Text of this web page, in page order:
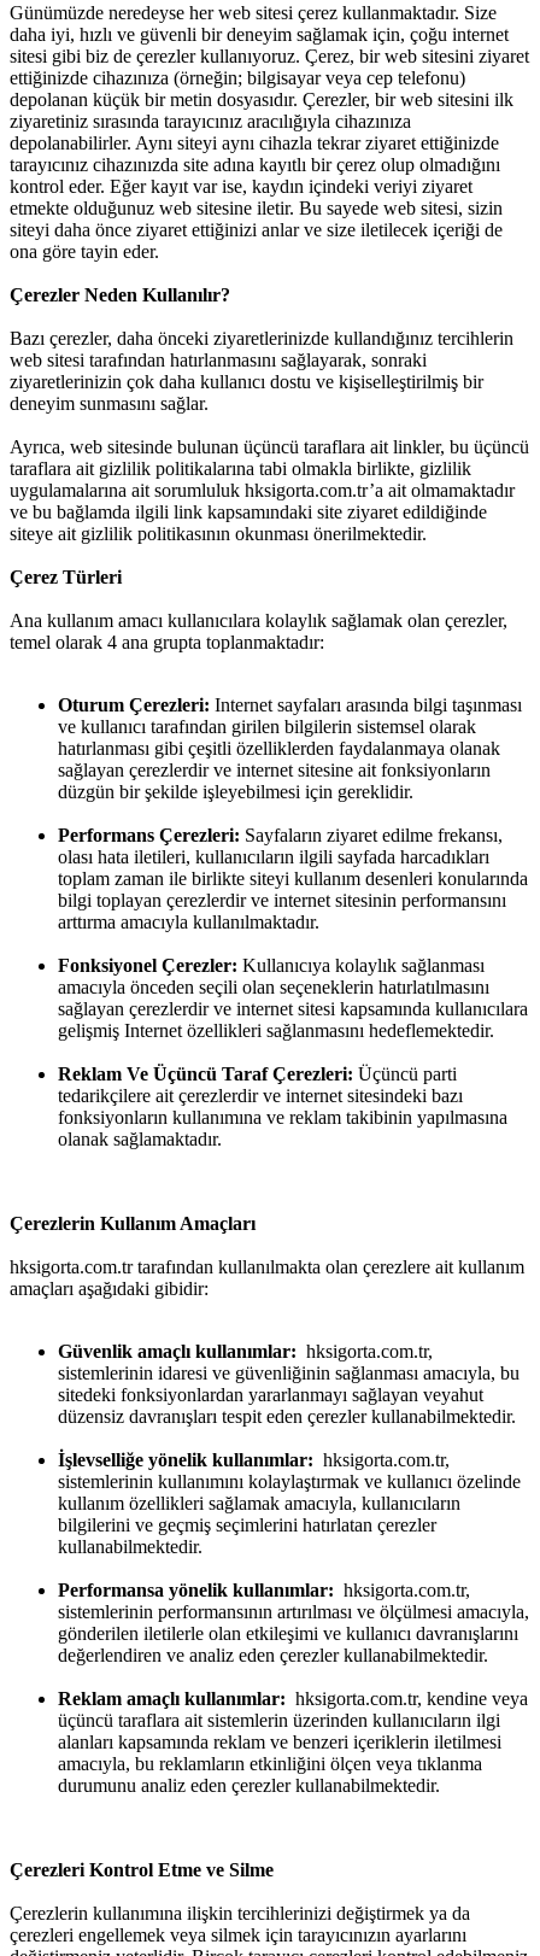
Günümüzde neredeyse her web sitesi çerez kullanmaktadır. Size
daha iyi, hızlı ve güvenli bir deneyim sağlamak için, çoğu internet
sitesi gibi biz de çerezler kullanıyoruz. Çerez, bir web sitesini ziyaret
ettiğinizde cihazınıza (örneğin; bilgisayar veya cep telefonu)
depolanan küçük bir metin dosyasıdır. Çerezler, bir web sitesini ilk
ziyaretiniz sırasında tarayıcınız aracılığıyla cihazınıza
depolanabilirler. Aynı siteyi aynı cihazla tekrar ziyaret ettiğinizde
tarayıcınız cihazınızda site adına kayıtlı bir çerez olup olmadığını
kontrol eder. Eğer kayıt var ise, kaydın içindeki veriyi ziyaret
etmekte olduğunuz web sitesine iletir. Bu sayede web sitesi, sizin
siteyi daha önce ziyaret ettiğinizi anlar ve size iletilecek içeriği de
ona göre tayin eder.
Çerezler Neden Kullanılır?
Bazı çerezler, daha önceki ziyaretlerinizde kullandığınız tercihlerin
web sitesi tarafından hatırlanmasını sağlayarak, sonraki
ziyaretlerinizin çok daha kullanıcı dostu ve kişiselleştirilmiş bir
deneyim sunmasını sağlar.
Ayrıca, web sitesinde bulunan üçüncü taraflara ait linkler, bu üçüncü
taraflara ait gizlilik politikalarına tabi olmakla birlikte, gizlilik
uygulamalarına ait sorumluluk hksigorta.com.tr’a ait olmamaktadır
ve bu bağlamda ilgili link kapsamındaki site ziyaret edildiğinde
siteye ait gizlilik politikasının okunması önerilmektedir.
Çerez Türleri
Ana kullanım amacı kullanıcılara kolaylık sağlamak olan çerezler,
temel olarak 4 ana grupta toplanmaktadır:
Oturum Çerezleri: Internet sayfaları arasında bilgi taşınması
ve kullanıcı tarafından girilen bilgilerin sistemsel olarak
hatırlanması gibi çeşitli özelliklerden faydalanmaya olanak
sağlayan çerezlerdir ve internet sitesine ait fonksiyonların
düzgün bir şekilde işleyebilmesi için gereklidir.
Performans Çerezleri: Sayfaların ziyaret edilme frekansı,
olası hata iletileri, kullanıcıların ilgili sayfada harcadıkları
toplam zaman ile birlikte siteyi kullanım desenleri konularında
bilgi toplayan çerezlerdir ve internet sitesinin performansını
arttırma amacıyla kullanılmaktadır.
Fonksiyonel Çerezler: Kullanıcıya kolaylık sağlanması
amacıyla önceden seçili olan seçeneklerin hatırlatılmasını
sağlayan çerezlerdir ve internet sitesi kapsamında kullanıcılara
gelişmiş Internet özellikleri sağlanmasını hedeflemektedir.
Reklam Ve Üçüncü Taraf Çerezleri: Üçüncü parti
tedarikçilere ait çerezlerdir ve internet sitesindeki bazı
fonksiyonların kullanımına ve reklam takibinin yapılmasına
olanak sağlamaktadır.
Çerezlerin Kullanım Amaçları
hksigorta.com.tr tarafından kullanılmakta olan çerezlere ait kullanım
amaçları aşağıdaki gibidir:
Güvenlik amaçlı kullanımlar: hksigorta.com.tr,
sistemlerinin idaresi ve güvenliğinin sağlanması amacıyla, bu
sitedeki fonksiyonlardan yararlanmayı sağlayan veyahut
düzensiz davranışları tespit eden çerezler kullanabilmektedir.
İşlevselliğe yönelik kullanımlar: hksigorta.com.tr,
sistemlerinin kullanımını kolaylaştırmak ve kullanıcı özelinde
kullanım özellikleri sağlamak amacıyla, kullanıcıların
bilgilerini ve geçmiş seçimlerini hatırlatan çerezler
kullanabilmektedir.
Performansa yönelik kullanımlar: hksigorta.com.tr,
sistemlerinin performansının artırılması ve ölçülmesi amacıyla,
gönderilen iletilerle olan etkileşimi ve kullanıcı davranışlarını
değerlendiren ve analiz eden çerezler kullanabilmektedir.
Reklam amaçlı kullanımlar: hksigorta.com.tr, kendine veya
üçüncü taraflara ait sistemlerin üzerinden kullanıcıların ilgi
alanları kapsamında reklam ve benzeri içeriklerin iletilmesi
amacıyla, bu reklamların etkinliğini ölçen veya tıklanma
durumunu analiz eden çerezler kullanabilmektedir.
Çerezleri Kontrol Etme ve Silme
Çerezlerin kullanımına ilişkin tercihlerinizi değiştirmek ya da
çerezleri engellemek veya silmek için tarayıcınızın ayarlarını